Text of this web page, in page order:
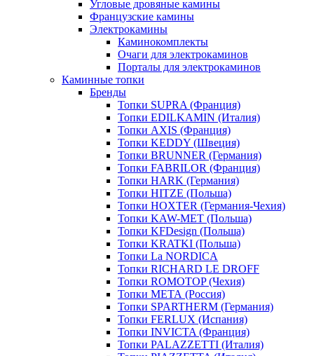
Угловые дровяные камины
Французские камины
Электрокамины
Каминокомплекты
Очаги для электрокаминов
Порталы для электрокаминов
Каминные топки
Бренды
Топки SUPRA (Франция)
Топки EDILKAMIN (Италия)
Топки AXIS (Франция)
Топки KEDDY (Швеция)
Топки BRUNNER (Германия)
Топки FABRILOR (Франция)
Топки HARK (Германия)
Топки HITZE (Польша)
Топки HOXTER (Германия-Чехия)
Топки KAW-MET (Польша)
Топки KFDesign (Польша)
Топки KRATKI (Польша)
Топки La NORDICA
Топки RICHARD LE DROFF
Топки ROMOTOP (Чехия)
Топки МЕТА (Россия)
Топки SPARTHERM (Германия)
Топки FERLUX (Испания)
Топки INVICTA (Франция)
Топки PALAZZETTI (Италия)